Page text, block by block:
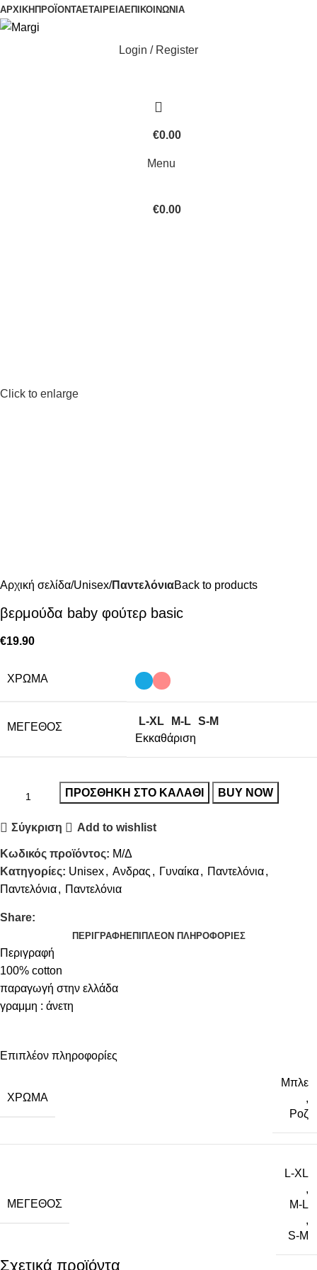
ΑΡΧΙΚΉ ΠΡΟΪΌΝΤΑΕΤΑΙΡΕΊΑΕΠΙΚΟΙΝΩΝΊΑ
Login / Register
€0.00
Menu
€0.00
Click to enlarge
Αρχική σελίδα Unisex ΠαντελόνιαBack to products
βερμούδα baby φούτερ basic
€19.90
ΧΡΏΜΑ
ΜΈΓΕΘΟΣ L-XL M-L S-M
Εκκαθάριση
ΠΡΟΣΘΉΚΗ ΣΤΟ ΚΑΛΆΘΙ BUY NOW
Σύγκριση Add to wishlist
Κωδικός προϊόντος: Μ/Δ
Κατηγορίες: Unisex, Ανδρας , Γυναίκα, Παντελόνια,
Παντελόνια, Παντελόνια
Share:
ΠΕΡΙΓΡΑΦΉΕΠΙΠΛΈΟΝ ΠΛΗΡΟΦΟΡΊΕΣ
Περιγραφή
100% cotton
παραγωγή στην ελλάδα
γραμμη : άνετη
Επιπλέον πληροφορίες
ΧΡΏΜΑ
Μπλε
,
Ροζ
ΜΈΓΕΘΟΣ
L-XL
,
M-L
,
S-M
Σχετικά προϊόντα